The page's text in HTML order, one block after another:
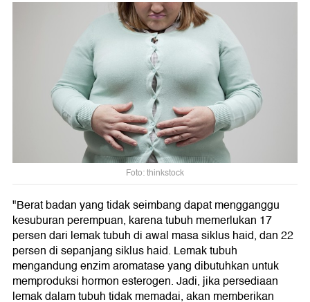
Foto: thinkstock
"Berat badan yang tidak seimbang dapat mengganggu
kesuburan perempuan, karena tubuh memerlukan 17
persen dari lemak tubuh di awal masa siklus haid, dan 22
persen di sepanjang siklus haid. Lemak tubuh
mengandung enzim aromatase yang dibutuhkan untuk
memproduksi hormon esterogen. Jadi, jika persediaan
lemak dalam tubuh tidak memadai, akan memberikan